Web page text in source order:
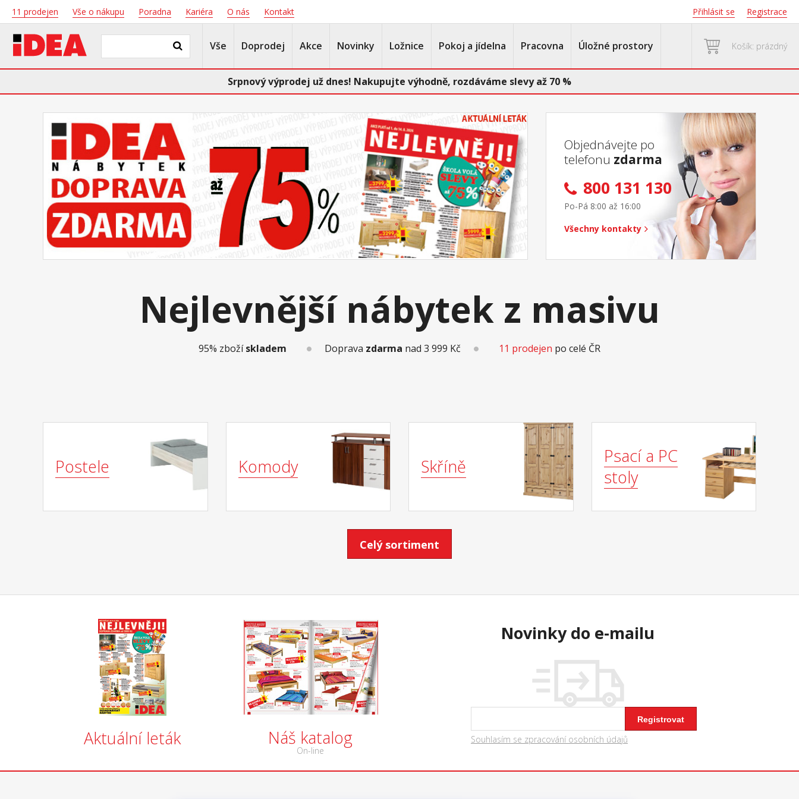
11 prodejen Vše o nákupu Poradna Kariéra O nás Kontakt Přihlásit se Registrace
Vše Doprodej Akce Novinky Ložnice Pokoj a jídelna Pracovna Úložné prostory Košík: prázdný
Srpnový výprodej už dnes! Nakupujte výhodně, rozdáváme slevy až 70 %
Objednávejte po
telefonu zdarma
800 131 130
Po-Pá 8:00 až 16:00
Všechny kontakty
Nejlevnější nábytek z masivu
95% zbožískladem Doprava zdarma nad 3 999 Kč 11 prodejen po celé ČR
Postele Komody Skříně
Psací a PC
stoly
Celý sortiment
Aktuální leták Náš katalog
On-line
Novinky do e-mailu
Registrovat
Souhlasím se zpracování osobních údajů